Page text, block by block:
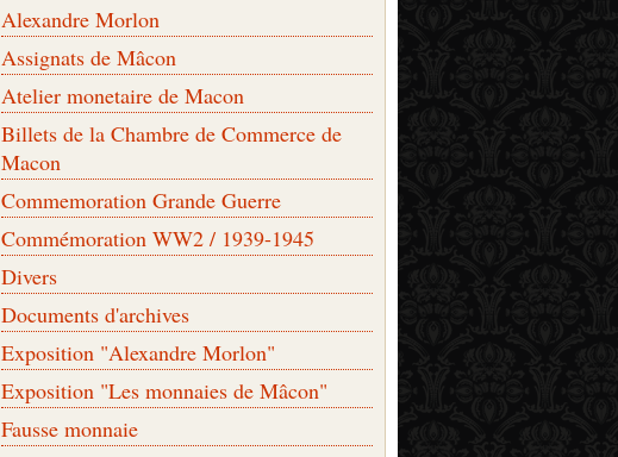
Alexandre Morlon
Assignats de Mâcon
Atelier monetaire de Macon
Billets de la Chambre de Commerce de
Macon
Commemoration Grande Guerre
Commémoration WW2 / 1939-1945
Divers
Documents d'archives
Exposition "Alexandre Morlon"
Exposition "Les monnaies de Mâcon"
Fausse monnaie